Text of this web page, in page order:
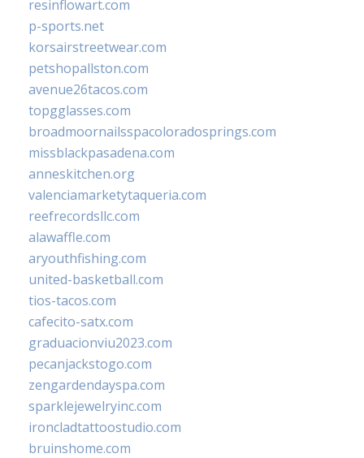
resinflowart.com
p-sports.net
korsairstreetwear.com
petshopallston.com
avenue26tacos.com
topgglasses.com
broadmoornailsspacoloradosprings.com
missblackpasadena.com
anneskitchen.org
valenciamarketytaqueria.com
reefrecordsllc.com
alawaffle.com
aryouthfishing.com
united-basketball.com
tios-tacos.com
cafecito-satx.com
graduacionviu2023.com
pecanjackstogo.com
zengardendayspa.com
sparklejewelryinc.com
ironcladtattoostudio.com
bruinshome.com